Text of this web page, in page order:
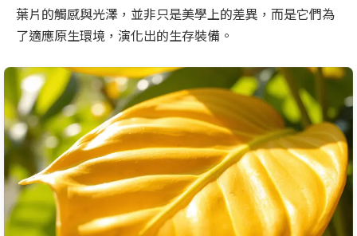
葉片的觸感與光澤，並非只是美學上的差異，而是它們為
了適應原生環境，演化出的生存裝備。